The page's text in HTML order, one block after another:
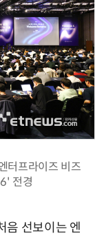
터프라이즈 비즈
전경
음 선보이는 엔